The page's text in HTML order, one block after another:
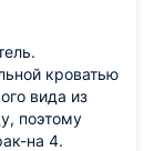
кроватью
вида из
поэтому
на 4.